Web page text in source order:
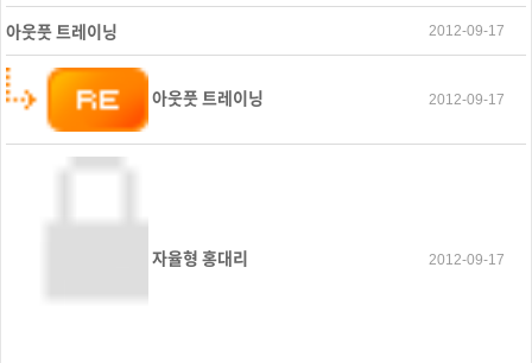
아웃풋 트레이닝 2012-09-17
아웃풋 트레이닝 2012-09-17
자율형 홍대리 2012-09-17